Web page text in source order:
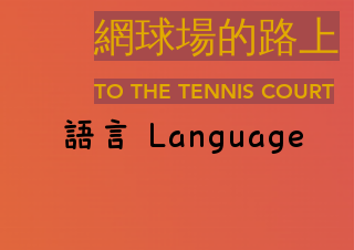
語言 Language
語言 Language
TO THE TENNIS COURT
網球場的路上